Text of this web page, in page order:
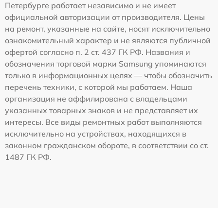
Петербурге работает независимо и не имеет
официальной авторизации от производителя. Цены
на ремонт, указанные на сайте, носят исключительно
ознакомительный характер и не являются публичной
офертой согласно п. 2 ст. 437 ГК РФ. Названия и
обозначения торговой марки Samsung упоминаются
только в информационных целях — чтобы обозначить
перечень техники, с которой мы работаем. Наша
организация не аффилирована с владельцами
указанных товарных знаков и не представляет их
интересы. Все виды ремонтных работ выполняются
исключительно на устройствах, находящихся в
законном гражданском обороте, в соответствии со ст.
1487 ГК РФ.